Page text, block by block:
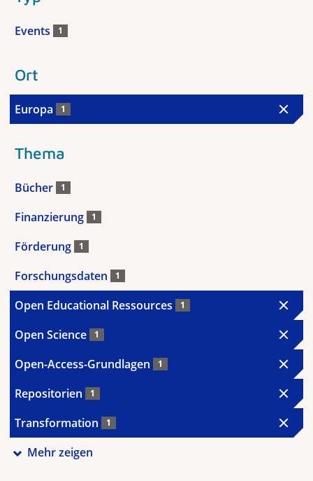
Events 1
Ort
Europa 1
Thema
Bücher 1
Finanzierung 1
Förderung 1
Forschungsdaten 1
Open Educational Ressources 1
Open Science 1
Open-Access-Grundlagen 1
Repositorien 1
Transformation 1
Mehr zeigen